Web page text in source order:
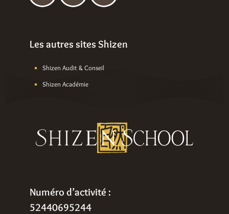
Les autres sites Shizen
Shizen Audit & Conseil
Shizen Académie
Numéro d’activité :
52440695244